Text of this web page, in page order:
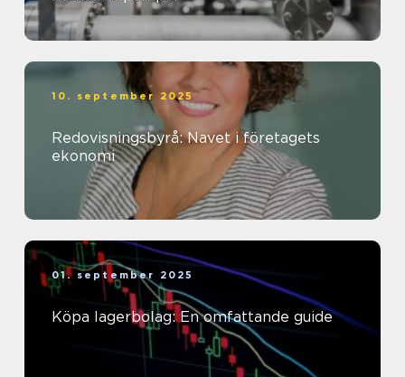
10. september 2025
Redovisningsbyrå: Navet i företagets
ekonomi
01. september 2025
Köpa lagerbolag: En omfattande guide